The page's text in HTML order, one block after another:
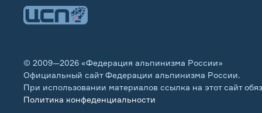
© 2009—2026 «Федерация альпинизма России»
Официальный сайт Федерации альпинизма России.
При использовании материалов ссылка на этот сайт
Политика конфеденциальности